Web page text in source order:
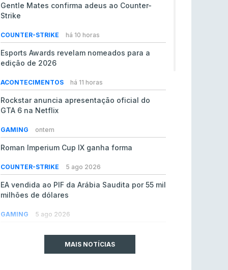
Gentle Mates confirma adeus ao Counter-
Strike
COUNTER-STRIKE há 10 horas
Esports Awards revelam nomeados para a
edição de 2026
ACONTECIMENTOS há 11 horas
Rockstar anuncia apresentação oficial do
GTA 6 na Netflix
GAMING ontem
Roman Imperium Cup IX ganha forma
COUNTER-STRIKE 5 ago 2026
EA vendida ao PIF da Arábia Saudita por 55 mil
milhões de dólares
GAMING 5 ago 2026
MAIS NOTÍCIAS